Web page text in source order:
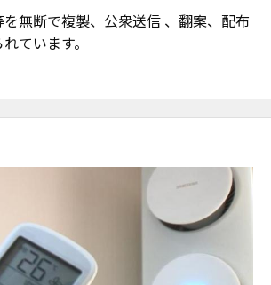
無断で複製、公衆送信 、翻案、配布
ています。